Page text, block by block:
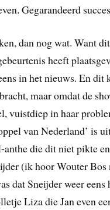
Gegarandeerd
dan nog wat. Want
heeft
in het nieuws. En
maar omdat de
vuistdiep in haar
van Nederland’ is
die dit niet pikte
(ik hoor Wouter
dat Sneijder weer
Liza die Jan even